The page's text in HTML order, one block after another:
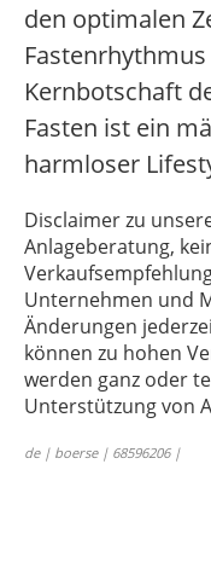
den optimalen
Kernbotschaft
Fasten ist ein
harmloser
Disclaimer zu
Anlageberatung,
Unternehmen und
Änderungen
können zu hohen
werden ganz oder
Unterstützung von
de | boerse | 68596206 |